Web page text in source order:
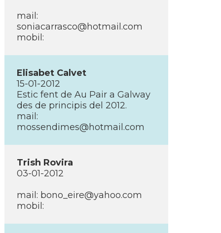
mail:
soniacarrasco@hotmail.com
mobil:
Elisabet Calvet
15-01-2012
Estic fent de Au Pair a Galway
des de principis del 2012.
mail:
mossendimes@hotmail.com
Trish Rovira
03-01-2012
mail: bono_eire@yahoo.com
mobil: